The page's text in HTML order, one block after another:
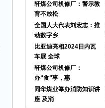
轩煤公司机修厂：警示教
育不放松
全国人大代表刘宏志：推
动数字乡
比亚迪亮相2024日内瓦
车展 全球
轩煤公司机修厂：
办“食”事，惠
同华煤业举办消防知识讲
座 及消